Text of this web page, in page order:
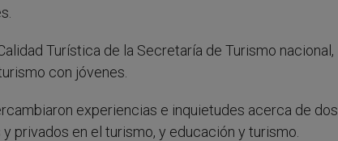
Turística de la Secretaría de Turismo nacional,
con jóvenes.
experiencias e inquietudes acerca de dos
privados en el turismo, y educación y turismo.